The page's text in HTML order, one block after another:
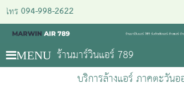
โทร 094-998-2622
MENU ร้านมาร์วินแอร์ 789
บริการล้างแอร์ ภาคตะวันอ